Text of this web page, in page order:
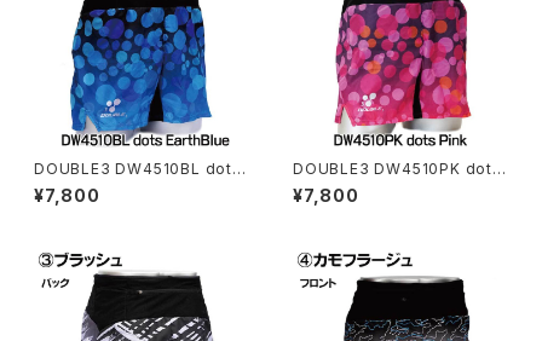
DOUBLE3 DW4510BL dots
Earth Blue ランニングパンツマ
ルチポケット（インナーパンツ付
¥7,800
DOUBLE3 DW4510PK dots
Pink ランニングパンツマルチポ
ケット（インナーパンツ付き）ユニ
¥7,800